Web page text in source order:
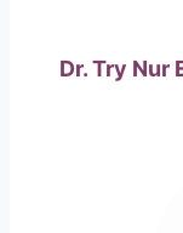
Dr. Try Nur